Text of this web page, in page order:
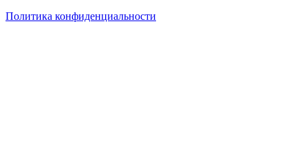
Политика конфиденциальности